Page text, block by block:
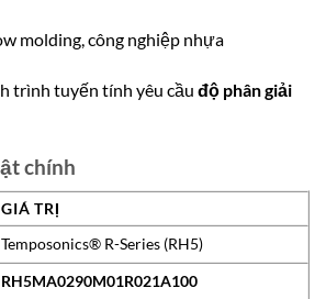
molding, công nghiệp nhựa
trình tuyến tính yêu cầu độ phân giải
chính
GIÁ TRỊ
Temposonics® R-Series (RH5)
RH5MA0290M01R021A100